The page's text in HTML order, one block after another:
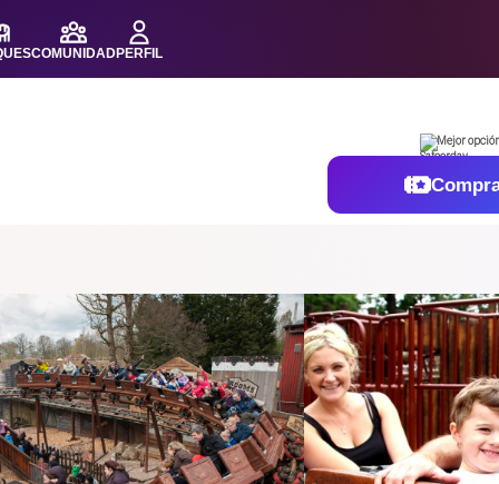
COMUNIDADPERFIL
Mejor opción